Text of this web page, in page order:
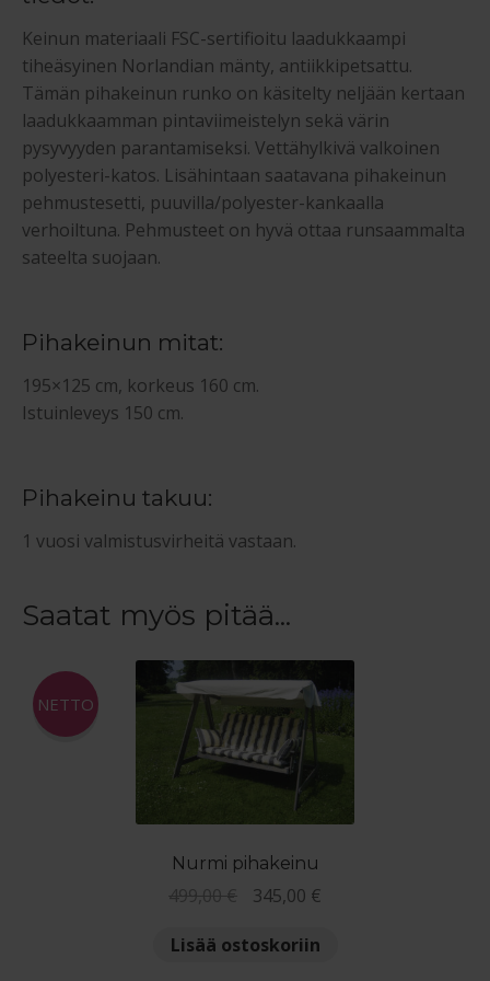
Keinun materiaali FSC-sertifioitu laadukkaampi
tiheäsyinen Norlandian mänty, antiikkipetsattu.
Tämän pihakeinun runko on käsitelty neljään kertaan
laadukkaamman pintaviimeistelyn sekä värin
pysyvyyden parantamiseksi. Vettähylkivä valkoinen
polyesteri-katos. Lisähintaan saatavana pihakeinun
pehmustesetti, puuvilla/polyester-kankaalla
verhoiltuna. Pehmusteet on hyvä ottaa runsaammalta
sateelta suojaan.
Pihakeinun mitat:
195×125 cm, korkeus 160 cm.
Istuinleveys 150 cm.
Pihakeinu takuu:
1 vuosi valmistusvirheitä vastaan.
Saatat myös pitää...
Nurmi pihakeinu
NETTO
499,00€
Alkuperäinen
oli:
345,00 €
Lisää ostoskoriin